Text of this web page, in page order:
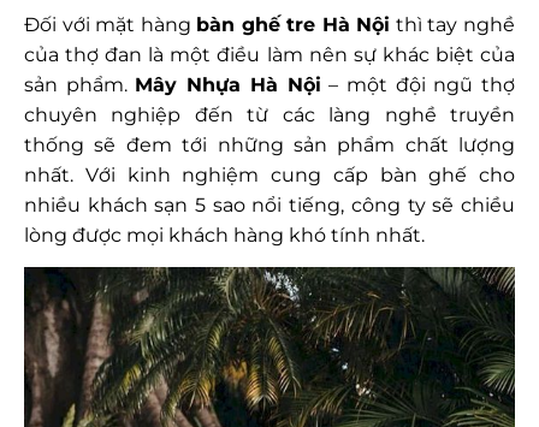
Đối với mặt hàng bàn ghế tre Hà Nội thì tay nghề
của thợ đan là một điều làm nên sự khác biệt của
sản phẩm. Mây Nhựa Hà Nội – một đội ngũ thợ
chuyên nghiệp đến từ các làng nghề truyền
thống sẽ đem tới những sản phẩm chất lượng
nhất. Với kinh nghiệm cung cấp bàn ghế cho
nhiều khách sạn 5 sao nổi tiếng, công ty sẽ chiều
lòng được mọi khách hàng khó tính nhất.